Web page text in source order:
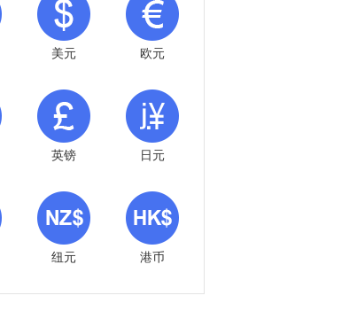
美元 欧元
英镑 日元
纽元 港币